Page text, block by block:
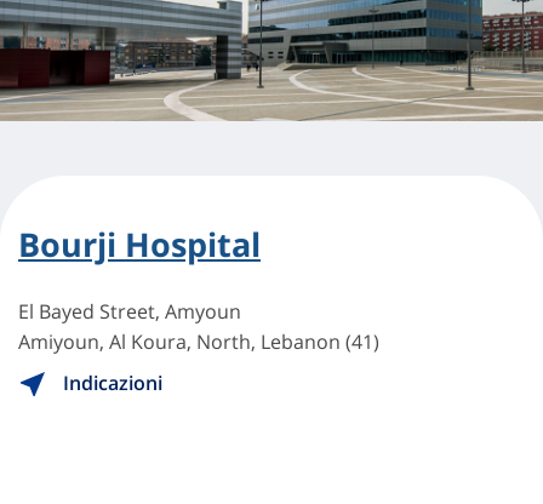
Bourji Hospital
El Bayed Street, Amyoun
Amiyoun, Al Koura, North, Lebanon (41)
Indicazioni